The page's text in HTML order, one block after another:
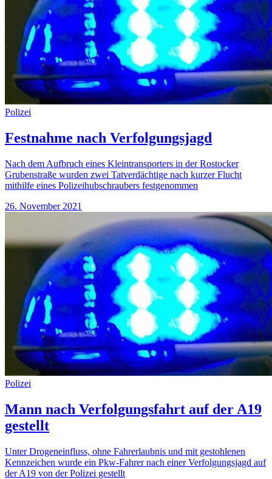
Polizei
Festnahme nach Verfolgungsjagd
Nach dem Aufbruch eines Kleintransporters in der Rostocker
Grubenstraße wurden zwei Tatverdächtige nach kurzer Flucht
mithilfe eines Polizeihubschraubers festgenommen
26. November 2021
Polizei
Mann nach Verfolgungsfahrt auf der A19
gestellt
Unter Drogeneinfluss, ohne Fahrerlaubnis und mit gestohlenen
Kennzeichen wurde ein Pkw-Fahrer nach einer Verfolgungsjagd auf
der A19 von der Polizei gestellt